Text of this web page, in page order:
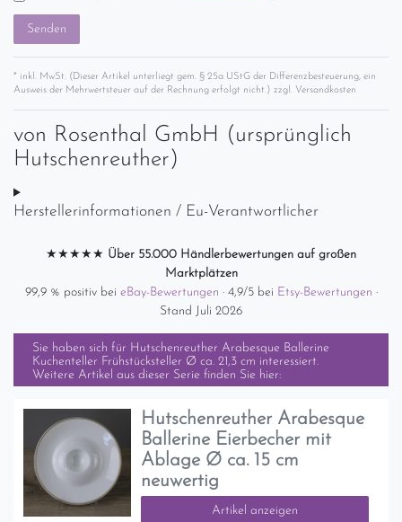
Senden
* inkl. MwSt. (Dieser Artikel unterliegt gem. § 25a UStG der Differenzbesteuerung, ein
Ausweis der Mehrwertsteuer auf der Rechnung erfolgt nicht.) zzgl. Versandkosten
von Rosenthal GmbH (ursprünglich
Hutschenreuther)
Herstellerinformationen / Eu-Verantwortlicher
★★★★★ Über 55.000 Händlerbewertungen auf großen
Marktplätzen
99,9 % positiv bei eBay-Bewertungen · 4,9/5 bei Etsy-Bewertungen ·
Stand Juli 2026
Sie haben sich für Hutschenreuther Arabesque Ballerine
Kuchenteller Frühstücksteller Ø ca. 21,3 cm interessiert.
Weitere Artikel aus dieser Serie finden Sie hier:
Hutschenreuther Arabesque
Ballerine Eierbecher mit
Ablage Ø ca. 15 cm
neuwertig
Artikel anzeigen